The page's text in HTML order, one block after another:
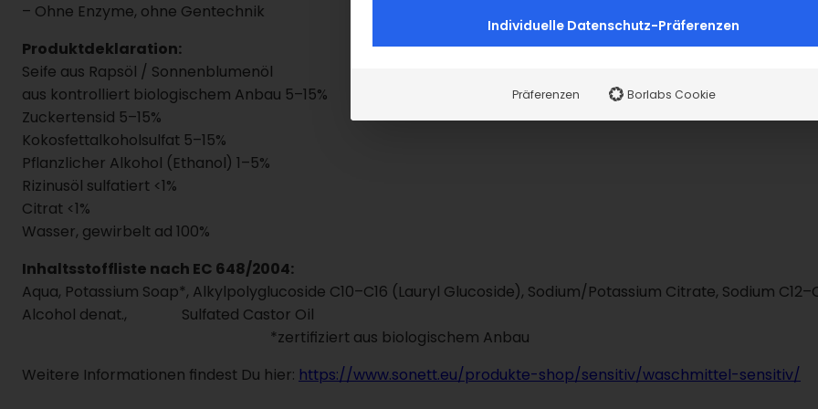
– Ohne Enzyme, ohne Gentechnik
Produktdeklaration:
Seife aus Rapsöl / Sonnenblumenöl
aus kontrolliert biologischem Anbau 5–15%
Zuckertensid 5–15%
Kokosfettalkoholsulfat 5–15%
Pflanzlicher Alkohol (Ethanol) 1–5%
Rizinusöl sulfatiert <1%
Citrat <1%
Wasser, gewirbelt ad 100%
Inhaltsstoffliste nach EC 648/2004:
Aqua, Potassium Soap*, Alkylpolyglucoside C10–C16 (Lauryl Glucoside), Sodium/Potassium Citrate, Sodium
Alcohol denat., Sulfated
*zertifiziert aus biologischem Anbau
Weitere Informationen findest Du hier: https://www.sonett.eu/produkte-shop/sensitiv/waschmittel-sensitiv/
Individuelle Datenschutz-Präferenzen
Präferenzen Borlabs Cookie